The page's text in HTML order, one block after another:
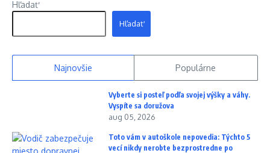
Hľadať
Hľadať
Najnovšie Populárne
Vyberte si posteľ podľa svojej výšky a váhy.
Vyspíte sa doružova
aug 05, 2026
Toto vám v autoškole nepovedia: Týchto 5
vecí nikdy nerobte bezprostredne po